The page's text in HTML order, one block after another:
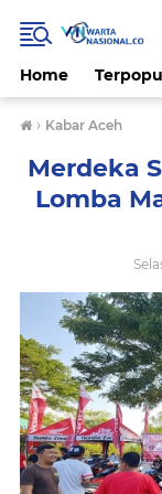
Home
› Kabar Aceh
Merdeka
Lomba